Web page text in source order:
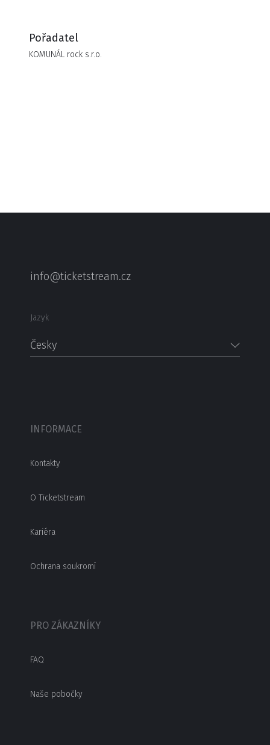
Pořadatel
KOMUNÁL rock s.r.o.
info@ticketstream.cz
Jazyk
Česky
INFORMACE
Kontakty
O Ticketstream
Kariéra
Ochrana soukromí
PRO ZÁKAZNÍKY
FAQ
Naše pobočky